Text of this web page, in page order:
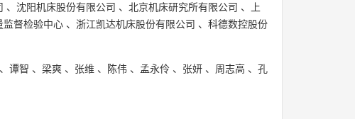
、 沈阳机床股份有限公司 、 北京机床研究所有限公司 、
上
监督检验中心 、 浙江凯达机床股份有限公司 、 科德数控股份
、 谭智 、 梁爽 、 张维 、 陈伟 、 孟永伶 、 张妍 、 周志高 、 孔